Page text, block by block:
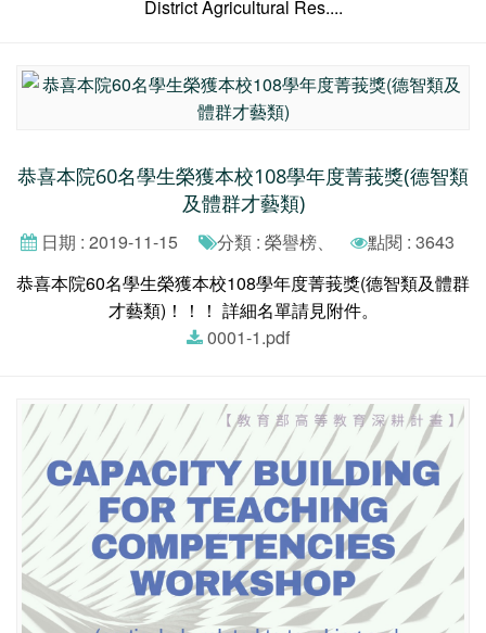
District Agricultural Res....
恭喜本院60名學生榮獲本校108學年度菁莪獎(德智類
及體群才藝類)
日期 : 2019-11-15 分類 : 榮譽榜、
點閱 : 3643
恭喜本院60名學生榮獲本校108學年度菁莪獎(德智類及體群
才藝類)！！！ 詳細名單請見附件。
0001-1.pdf